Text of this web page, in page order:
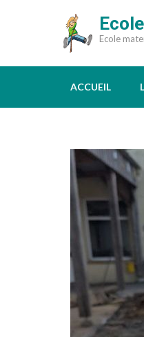
(Pressez
Ecole
ACCUEIL